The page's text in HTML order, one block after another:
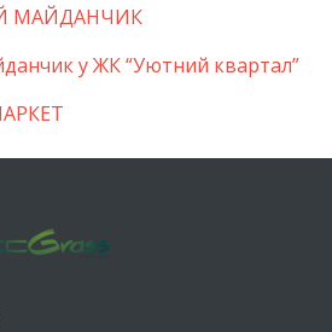
МАЙДАНЧИК
у ЖК “Уютний квартал”